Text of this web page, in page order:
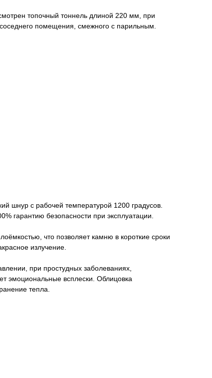
топочный тоннель длиной 220 мм, при
помещения, смежного с парильным.
шнур с рабочей температурой 1200 градусов.
гарантию безопасности при эксплуатации.
что позволяет камню в короткие сроки
излучение.
при простудных заболеваниях,
эмоциональные всплески. Облицовка
тепла.